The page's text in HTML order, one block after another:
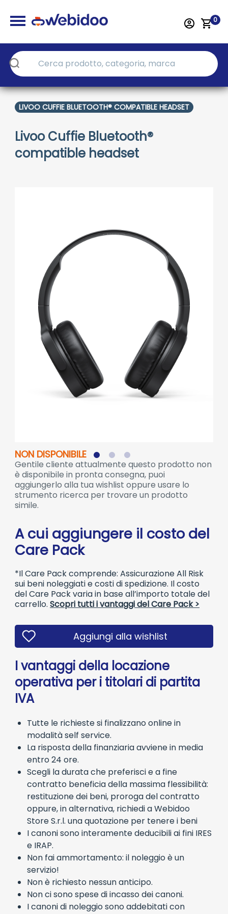
0
LIVOO CUFFIE BLUETOOTH® COMPATIBLE HEADSET
Livoo Cuffie Bluetooth®
compatible headset
NON DISPONIBILE
Gentile cliente attualmente questo prodotto non
è disponibile in pronta consegna, puoi
aggiungerlo alla tua wishlist oppure usare lo
strumento ricerca per trovare un prodotto
simile.
A cui aggiungere il costo del
Care Pack
*Il Care Pack comprende: Assicurazione All Risk
sui beni noleggiati e costi di spedizione. Il costo
del Care Pack varia in base all’importo totale del
carrello. Scopri tutti i vantaggi del Care Pack >
Aggiungi alla wishlist
I vantaggi della locazione
operativa per i titolari di partita
IVA
Tutte le richieste si finalizzano online in
modalità self service.
La risposta della finanziaria avviene in media
entro 24 ore.
Scegli la durata che preferisci e a fine
contratto beneficia della massima flessibilità:
restituzione dei beni, proroga del contratto
oppure, in alternativa, richiedi a Webidoo
Store S.r.l. una quotazione per tenere i beni
I canoni sono interamente deducibili ai fini IRES
e IRAP.
Non fai ammortamento: il noleggio è un
servizio!
Non è richiesto nessun anticipo.
Non ci sono spese di incasso dei canoni.
I canoni di noleggio sono addebitati con